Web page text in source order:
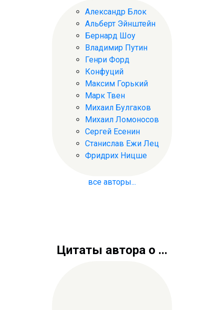
Александр Блок
Альберт Эйнштейн
Бернард Шоу
Владимир Путин
Генри Форд
Конфуций
Максим Горький
Марк Твен
Михаил Булгаков
Михаил Ломоносов
Сергей Есенин
Станислав Ежи Лец
Фридрих Ницше
все авторы...
Цитаты автора о ...